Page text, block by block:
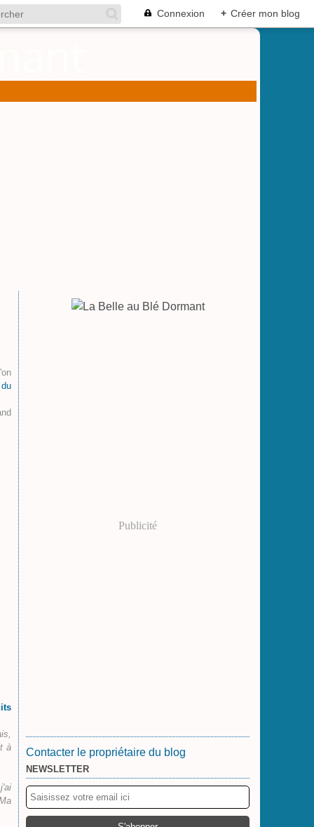
Connexion + Créer mon blog
à
Publicité
Contacter le propriétaire du blog
NEWSLETTER